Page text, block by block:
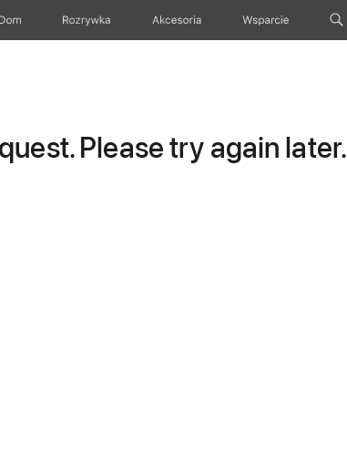
Rozrywka Akcesoria Wsparcie
Please try again later.